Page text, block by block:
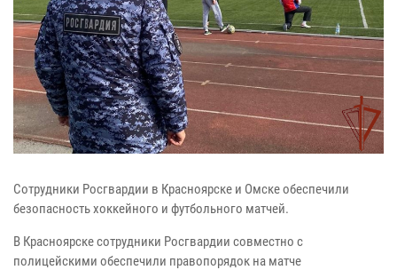
Сотрудники Росгвардии в Красноярске и Омске обеспечили
безопасность хоккейного и футбольного матчей.
В Красноярске сотрудники Росгвардии совместно с
полицейскими обеспечили правопорядок на матче